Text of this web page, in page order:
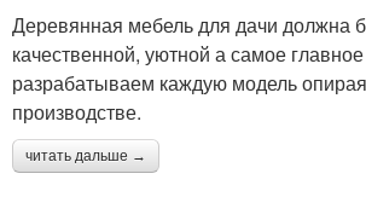
Деревянная мебель для дачи должна
качественной, уютной а самое
разрабатываем каждую модель
производстве.
читать дальше →